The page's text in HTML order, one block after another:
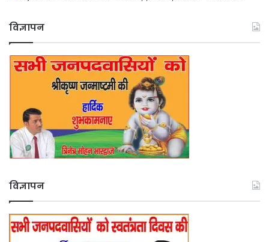
विज्ञापन
विज्ञापन